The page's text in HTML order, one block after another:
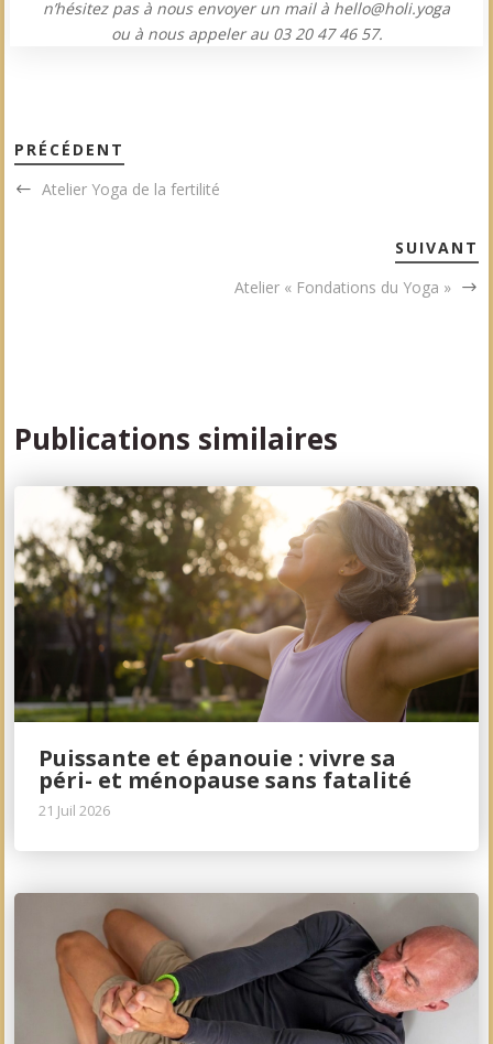
n’hésitez pas à nous envoyer un mail à hello@holi.yoga
ou à nous appeler au 03 20 47 46 57.
PRÉCÉDENT
Atelier Yoga de la fertilité
SUIVANT
Atelier « Fondations du Yoga »
Publications similaires
Puissante et épanouie : vivre sa
péri- et ménopause sans fatalité
21 Juil 2026